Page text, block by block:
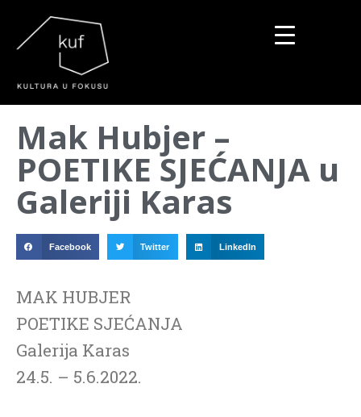
Mak Hubjer –
POETIKE SJEĆANJA u
Galeriji Karas
Facebook Twitter LinkedIn
MAK HUBJER
POETIKE SJEĆANJA
Galerija Karas
24.5. – 5.6.2022.
▼
▼